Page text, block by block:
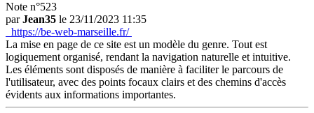
Note n°523
parJean35 le 23/11/2023 11:35
https://be-web-marseille.fr/
La mise en page de ce site est un modèle du genre. Tout est
logiquement organisé, rendant la navigation naturelle et intuitive.
Les éléments sont disposés de manière à faciliter le parcours de
l'utilisateur, avec des points focaux clairs et des chemins d'accès
évidents aux informations importantes.